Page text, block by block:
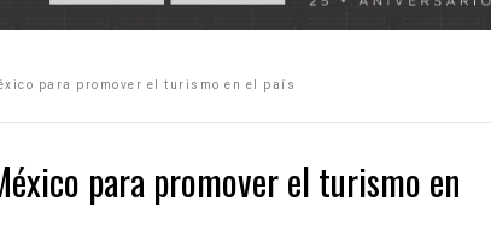
para promover el turismo en el país
para promover el turismo en